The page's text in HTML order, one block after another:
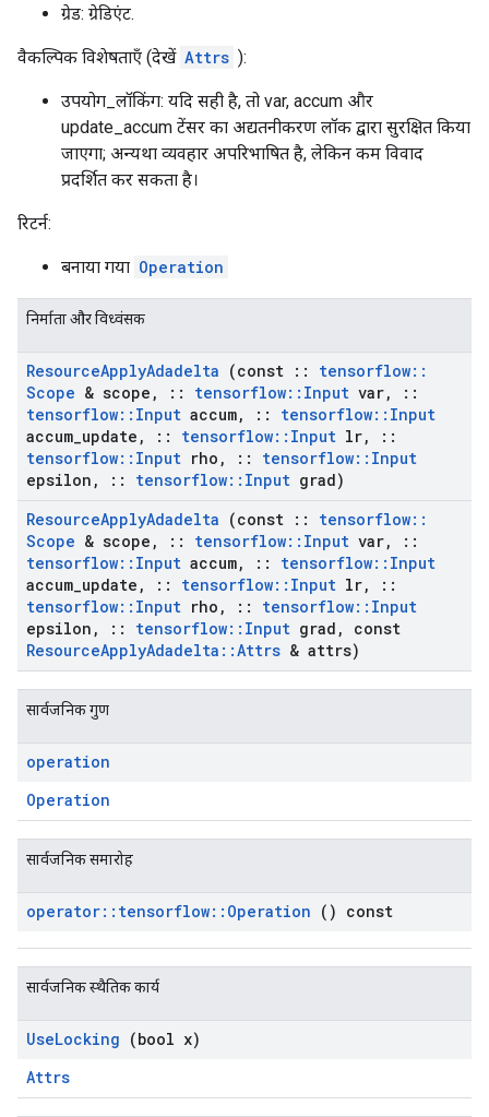
ग्रेड: ग्रेडिएंट.
वैकल्पिक विशेषताएँ (देखें Attrs ):
उपयोग_लॉकिंग: यदि सही है, तो var, accum और
update_accum टेंसर का अद्यतनीकरण लॉक द्वारा सुरक्षित किया
जाएगा; अन्यथा व्यवहार अपरिभाषित है, लेकिन कम विवाद
प्रदर्शित कर सकता है।
रिटर्न:
बनाया गया Operation
निर्माता और विध्वंसक
ResourceApplyAdadelta (const :: tensorflow::
Scope & scope , :: tensorflow:: Input var,
::
tensorflow:: Input accum, :: tensorflow:: Input
accum update , :: tensorflow:: Input lr,
::
tensorflow:: Input rho , :: tensorflow:: Input
epsilon , :: tensorflow:: Input grad)
ResourceApplyAdadelta (const :: tensorflow::
Scope & scope , :: tensorflow:: Input var,
::
tensorflow:: Input accum, :: tensorflow:: Input
accum update , :: tensorflow:: Input lr,
::
tensorflow:: Input rho , :: tensorflow:: Input
epsilon , :: tensorflow:: Input grad ,
const
ResourceApplyAdadelta ::Attrs & attrs)
सार्वजनिक गुण
operation
Operation
सार्वजनिक समारोह
operator:: tensorflow:: Operation () const
सार्वजनिक स्थैतिक कार्य
UseLocking (bool x)
Attrs